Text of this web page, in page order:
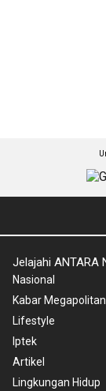
Jelajahi ANTARA
Nasional
Kabar Megapolitan
Lifestyle
Iptek
Artikel
Lingkungan Hidup